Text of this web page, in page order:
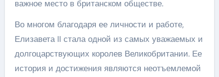
важное место в британском обществе.
Во многом благодаря ее личности и работе,
Елизавета II стала одной из самых уважаемых и
долгоцарствующих королев Великобритании. Ее
история и достижения являются неотъемлемой